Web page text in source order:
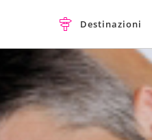
Destinazioni